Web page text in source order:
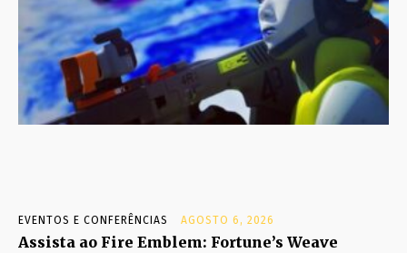
EVENTOS E CONFERÊNCIAS AGOSTO 6, 2026
Assista ao Fire Emblem: Fortune’s Weave